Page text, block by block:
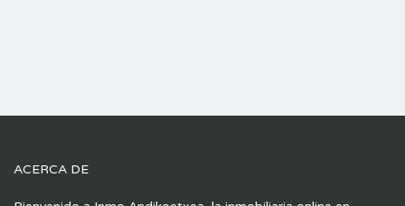
ACERCA DE